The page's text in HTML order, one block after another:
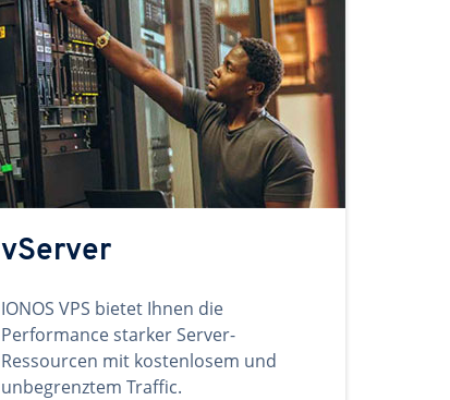
vServer
IONOS VPS bietet Ihnen die
Performance starker Server-
Ressourcen mit kostenlosem und
unbegrenztem Traffic.